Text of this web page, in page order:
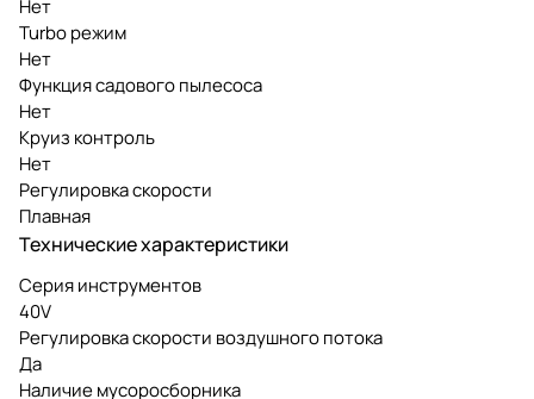
Нет
Turbo режим
Нет
Функция садового пылесоса
Нет
Круиз контроль
Нет
Регулировка скорости
Плавная
Технические характеристики
Серия инструментов
40V
Регулировка скорости воздушного потока
Да
Наличие мусоросборника